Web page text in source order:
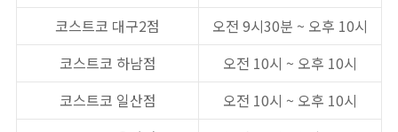
코스트코 대구2점
오전 9시30분 ~ 오후 10시
코스트코 하남점
오전 10시 ~ 오후 10시
코스트코 일산점
오전 10시 ~ 오후 10시